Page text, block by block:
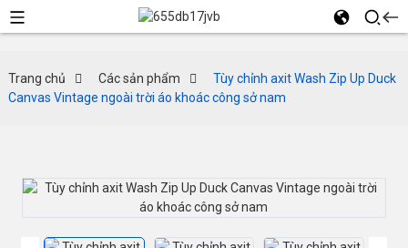
Trang chủ Các sản phẩm
Tùy chỉnh axit Wash Zip Up Duck
Canvas Vintage ngoài trời áo khoác công sở nam